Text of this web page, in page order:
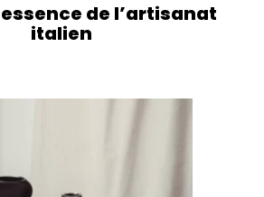
de l’artisanat
italien